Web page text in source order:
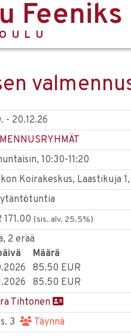
Feeniks
- 20.12.26
10:30-11:20
Koirakeskus, Laastikuja 1,
171.00 (sis. alv. 25.5%)
2 erää
Määrä
85.50 EUR
85.50 EUR
Tihtonen
3
Täynnä